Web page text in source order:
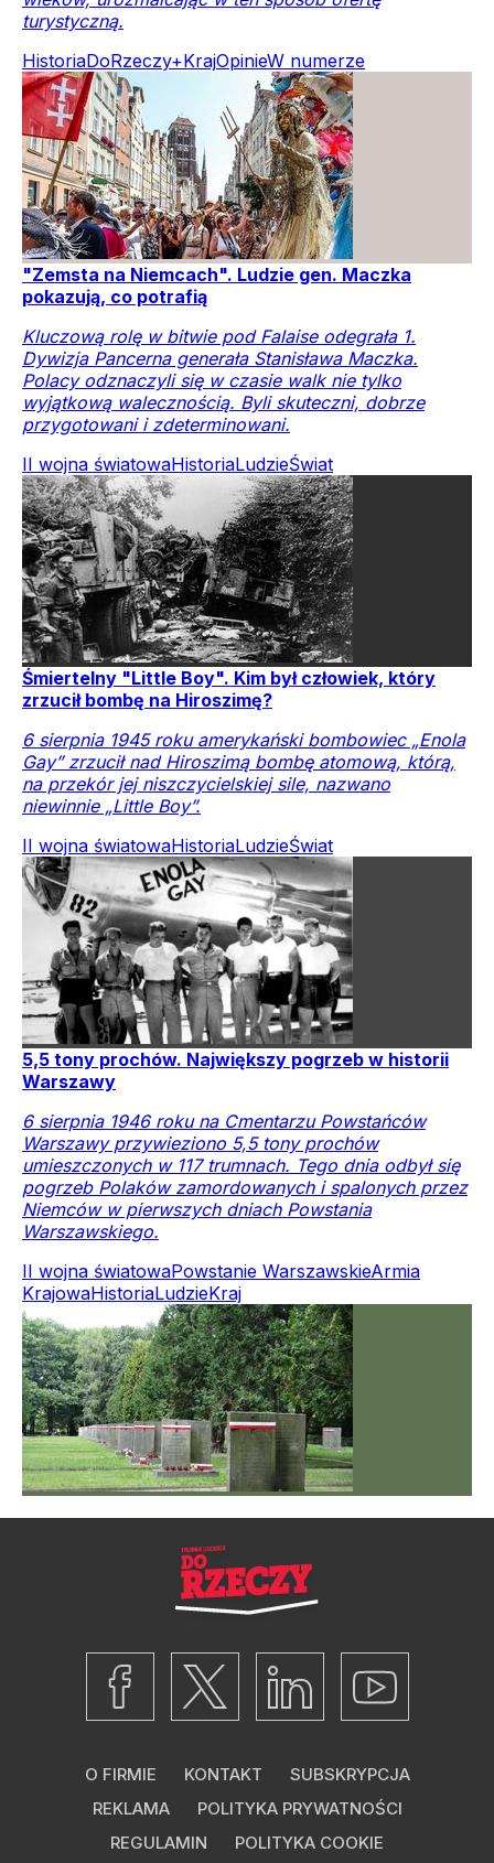
turystyczną.
HistoriaDoRzeczy+KrajOpinieW numerze
"Zemsta na Niemcach". Ludzie gen. Maczka
pokazują, co potrafią
Kluczową rolę w bitwie pod Falaise odegrała 1.
Dywizja Pancerna generała Stanisława Maczka.
Polacy odznaczyli się w czasie walk nie tylko
wyjątkową walecznością. Byli skuteczni, dobrze
przygotowani i zdeterminowani.
II wojna światowaHistoriaLudzieŚwiat
Śmiertelny "Little Boy". Kim był człowiek, który
zrzucił bombę na Hiroszimę?
6 sierpnia 1945 roku amerykański bombowiec „Enola
Gay” zrzucił nad Hiroszimą bombę atomową, którą,
na przekór jej niszczycielskiej sile, nazwano
niewinnie „Little Boy”.
II wojna światowaHistoriaLudzieŚwiat
5,5 tony prochów. Największy pogrzeb w historii
Warszawy
6 sierpnia 1946 roku na Cmentarzu Powstańców
Warszawy przywieziono 5,5 tony prochów
umieszczonych w 117 trumnach. Tego dnia odbył się
pogrzeb Polaków zamordowanych i spalonych przez
Niemców w pierwszych dniach Powstania
Warszawskiego.
II wojna światowaPowstanie WarszawskieArmia
KrajowaHistoriaLudzieKraj
O FIRMIE KONTAKT
SUBSKRYPCJA
REKLAMA
POLITYKA PRYWATNOŚCI
REGULAMIN
POLITYKA COOKIE